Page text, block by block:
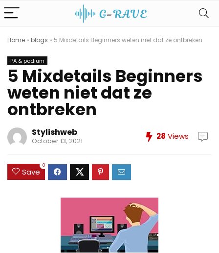
Home » blogs » 5 Mixdetails Beginners weten niet dat ze ontbreken
PA & podium
5 Mixdetails Beginners
weten niet dat ze
ontbreken
Stylishweb
October 13, 2021 28 Views
Save
0